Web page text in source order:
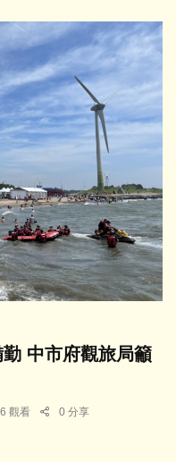
中市府觀旅局籲
觀看 0 分享